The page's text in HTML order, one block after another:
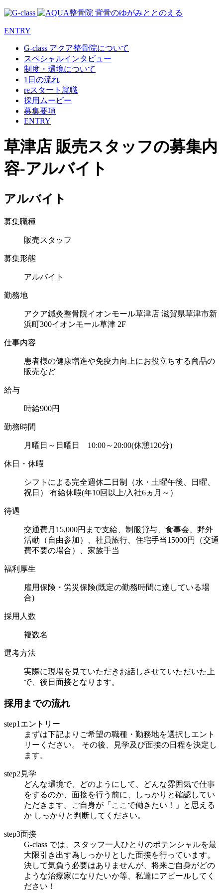
ENTRY
G-class アクア整骨院について
スペシャルインタビュー
制度・環境について
1日の流れ
reスタート就職
採用ムービー
募集要項
ENTRY
草津店 販売スタッフの募集内
容-アルバイト
アルバイト
募集職種
販売スタッフ
募集形態
アルバイト
勤務地
アクア鍼灸整骨院イオンモール草津店 滋賀県草津市新
浜町300イオンモール草津 2F
仕事内容
患者様の健康増進や免疫力向上にお役立ちする商品の
販売など
給与
時給900円
勤務時間
月曜日～日曜日 10:00～20:00(休憩120分)
休日・休暇
シフトによる完全週休二日制（水・土曜午後、日曜、
祝日） 有給休暇(年10回以上/入社6ヵ月～）
待遇
交通費月15,000円まで支給、制服貸与、食事会、野外
活動（自由参加）、社員旅行、住宅手当15000円（交通
費不要の場合）、家族手当
福利厚生
雇用保険・労災保険(既定の勤務時間に達している場
合)
採用人数
複数名
選考方法
実際に現場を見ていただきお話しさせていただいた上
で、後日面接となります。
採用までの流れ
step1エントリー
まずは下記よりご希望の職種・勤務地を選択しエント
リーください。 その後、見学及び面接の日程を決定し
ます。
step2見学
どんな環境で、どのようにして、どんな雰囲気で仕事
をするのか、面接を行う前に、しっかりと確認してい
ただきます。ご自身が「ここで働きたい！」と思える
か しっかりと判断してください。
step3面接
G-class では、スタッフ一人ひとりのポテンシャルを最
大限引き出す為しっかりとした面接を行っています。
決して気負う必要はありませんが、将来ご自身がどの
ような治療家になりたいか等、私達にアピールしてく
ださい！